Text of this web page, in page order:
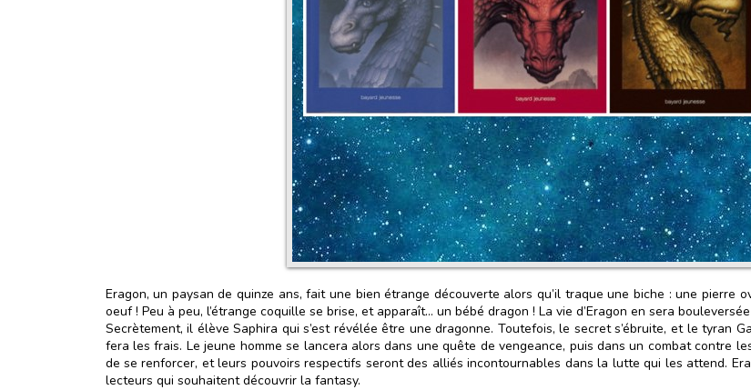
Eragon, un paysan de quinze ans, fait une bien étrange découverte alors qu’il traque une biche : une pierre
oeuf ! Peu à peu, l’étrange coquille se brise, et apparaît… un bébé dragon ! La vie d’Eragon en sera
Secrètement, il élève Saphira qui s’est révélée être une dragonne. Toutefois, le secret s’ébruite, et le tyran
fera les frais. Le jeune homme se lancera alors dans une quête de vengeance, puis dans un combat contre
de se renforcer, et leurs pouvoirs respectifs seront des alliés incontournables dans la lutte qui les attend.
lecteurs qui souhaitent découvrir la fantasy.